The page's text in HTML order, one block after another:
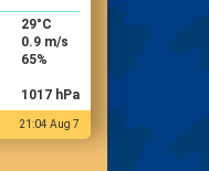
29°C
0.9 m/s
65%
1017 hPa
21:04 Aug 7